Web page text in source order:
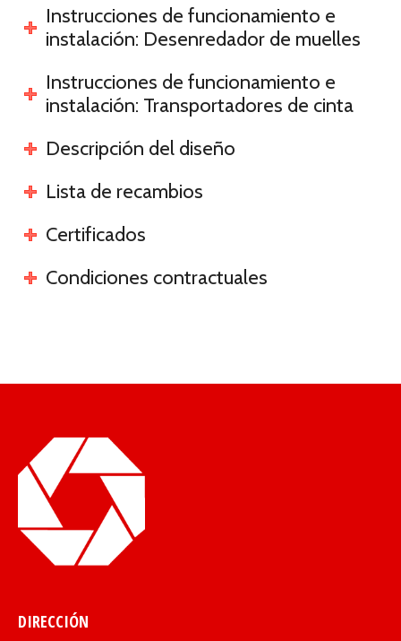
Instrucciones de funcionamiento e
instalación: Desenredador de muelles
Instrucciones de funcionamiento e
instalación: Transportadores de cinta
Descripción del diseño
Lista de recambios
Certificados
Condiciones contractuales
DIRECCIÓN